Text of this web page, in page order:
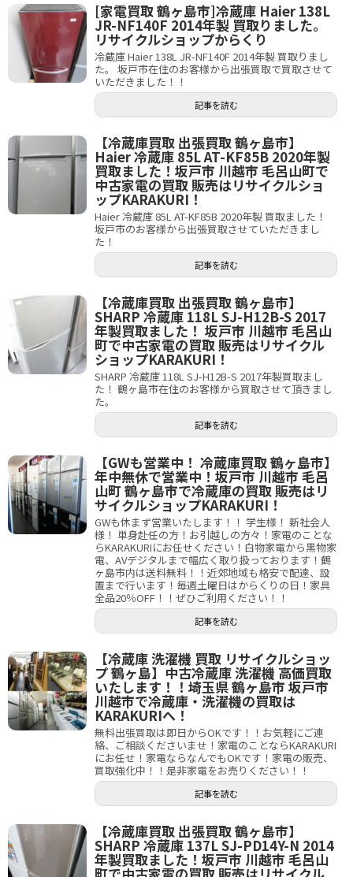
[家電買取 鶴ヶ島市]冷蔵庫 Haier 138L
JR-NF140F 2014年製 買取りました。
リサイクルショップからくり
冷蔵庫 Haier 138L JR-NF140F 2014年製 買取りまし
た。 坂戸市在住のお客様から出張買取で買取させて
いただきました！！
記事を読む
【冷蔵庫買取 出張買取 鶴ヶ島市】
Haier 冷蔵庫 85L AT-KF85B 2020年製
買取ました！坂戸市 川越市 毛呂山町で
中古家電の買取 販売はリサイクルショ
ップKARAKURI！
Haier 冷蔵庫 85L AT-KF85B 2020年製 買取ました！
坂戸市のお客様から出張買取させていただきまし
た！
記事を読む
【冷蔵庫買取 出張買取 鶴ヶ島市】
SHARP 冷蔵庫 118L SJ-H12B-S 2017
年製買取ました！ 坂戸市 川越市 毛呂山
町で中古家電の買取 販売はリサイクル
ショップKARAKURI！
SHARP 冷蔵庫 118L SJ-H12B-S 2017年製買取まし
た！ 鶴ヶ島市在住のお客様から買取させて頂きまし
た。
記事を読む
【GWも営業中！ 冷蔵庫買取 鶴ヶ島市】
年中無休で営業中！坂戸市 川越市 毛呂
山町 鶴ヶ島市で冷蔵庫の買取 販売はリ
サイクルショップKARAKURI！
GWも休まず営業いたします！！ 学生様！ 新社会人
様！ 単身赴任の方！お引越しの方々！家電のことな
らKARAKURIにお任せください！白物家電から黒物家
電、AVデジタルまで幅広く取り扱っております！鶴
ヶ島市内は送料無料！！近郊地域も格安で配達、設
置まで行います！毎週土曜日はからくりの日！家具
全品20％OFF！！ぜひご利用ください！！
記事を読む
【冷蔵庫 洗濯機 買取 リサイクルショッ
プ 鶴ヶ島】中古冷蔵庫 洗濯機 高価買取
いたします！！埼玉県 鶴ヶ島市 坂戸市
川越市で冷蔵庫・洗濯機の買取は
KARAKURIへ！
無料出張買取は即日からOKです！！お気軽にご連
絡、ご相談くださいませ！家電のことならKARAKURI
にお任せ！家電ならなんでもOKです！家電の販売、
買取強化中！！是非家電をお売りください！！
記事を読む
【冷蔵庫買取 出張買取 鶴ヶ島市】
SHARP 冷蔵庫 137L SJ-PD14Y-N 2014
年製買取ました！坂戸市 川越市 毛呂山